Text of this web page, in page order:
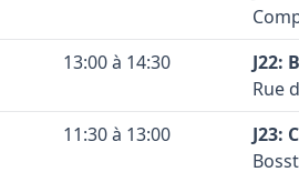
Voir
OpenStreetMapcontributors ©
Voir
Le
Voir
Ou :
Code
13:00 à 14:30
J22:
Rue
11:30 à 13:00
J23: